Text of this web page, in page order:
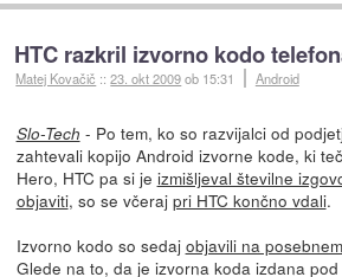
HTC razkril izvorno kodo
Matej Kovačič ::23. okt 2009ob 15:31 Android
Slo-Tech - Po tem, ko so razvijalci od
zahtevali kopijo Android izvorne kode, ki
Hero, HTC pa si je izmišljeval številne
objaviti, so se včeraj pri HTC končno vdali.
Izvorno kodo so sedaj objavili na
Glede na to, da je izvorna koda izdana